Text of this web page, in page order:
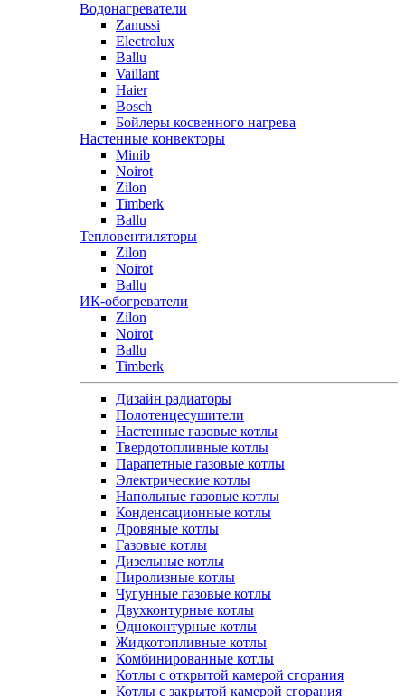
Водонагреватели
Zanussi
Electrolux
Ballu
Vaillant
Haier
Bosch
Бойлеры косвенного нагрева
Настенные конвекторы
Minib
Noirot
Zilon
Timberk
Ballu
Тепловентиляторы
Zilon
Noirot
Ballu
ИК-обогреватели
Zilon
Noirot
Ballu
Timberk
Дизайн радиаторы
Полотенцесушители
Настенные газовые котлы
Твердотопливные котлы
Парапетные газовые котлы
Электрические котлы
Напольные газовые котлы
Конденсационные котлы
Дровяные котлы
Газовые котлы
Дизельные котлы
Пиролизные котлы
Чугунные газовые котлы
Двухконтурные котлы
Одноконтурные котлы
Жидкотопливные котлы
Комбинированные котлы
Котлы с открытой камерой сгорания
Котлы с закрытой камерой сгорания